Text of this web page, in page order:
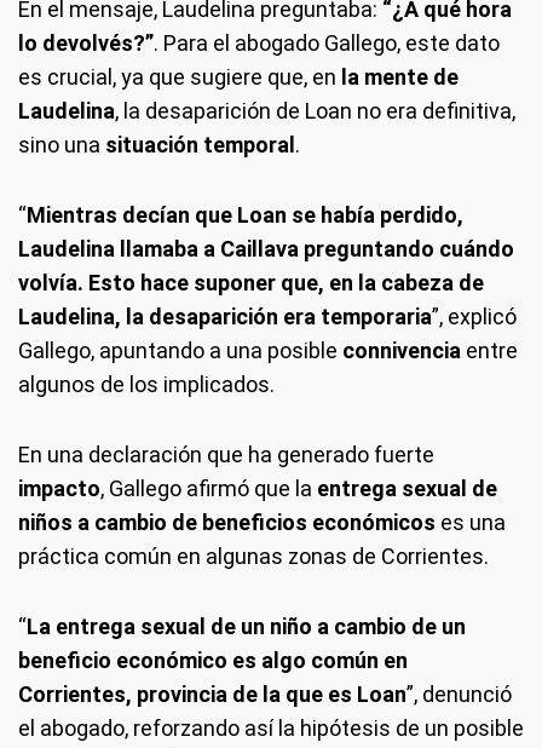
En el mensaje, Laudelina preguntaba: “¿A qué hora
lo devolvés?”. Para el abogado Gallego, este dato
es crucial, ya que sugiere que, en la mente de
Laudelina, la desaparición de Loan no era definitiva,
sino una situación temporal .
“Mientras decían que Loan se había perdido,
Laudelina llamaba a Caillava preguntando cuándo
volvía. Esto hace suponer que, en la cabeza de
Laudelina, la desaparición era temporaria”, explicó
Gallego, apuntando a una posible connivencia entre
algunos de los implicados.
En una declaración que ha generado fuerte
impacto, Gallego afirmó que la entrega sexual de
niños a cambio de beneficios económicos es una
práctica común en algunas zonas de Corrientes.
“La entrega sexual de un niño a cambio de un
beneficio económico es algo común en
Corrientes, provincia de la que es Loan”, denunció
el abogado, reforzando así la hipótesis de un posible